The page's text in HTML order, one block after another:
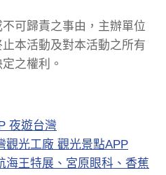
可歸責之事由，主辦單位
本活動及對本活動之所有
之權利。
夜遊台灣
觀光工廠 觀光景點APP
海王特展、宮原眼科、香蕉